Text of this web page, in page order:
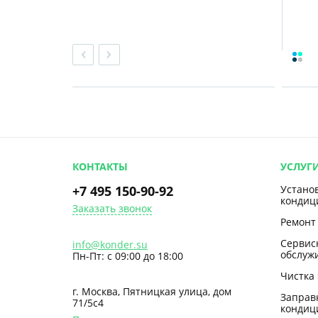
КОНТАКТЫ
+7 495 150-90-92
Заказать звонок
info@konder.su
Пн-Пт: с 09:00 до 18:00
г. Москва, Пятницкая улица, дом
71/5с4